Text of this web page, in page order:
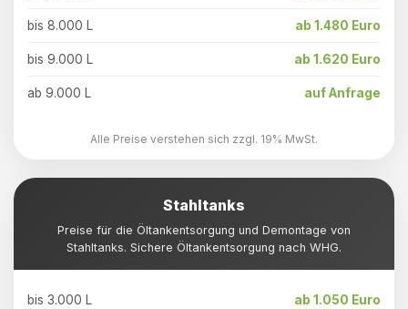
bis 8.000 L ab 1.480 Euro
bis 9.000 L ab 1.620 Euro
ab 9.000 L auf Anfrage
Alle Preise verstehen sich zzgl. 19% MwSt.
Stahltanks
Preise für die Öltankentsorgung und Demontage von
Stahltanks. Sichere Öltankentsorgung nach WHG.
bis 3.000 L ab 1.050 Euro